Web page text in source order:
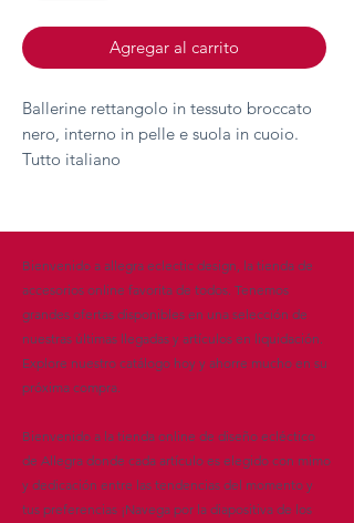
Agregar al carrito
Ballerine rettangolo in tessuto broccato
nero, interno in pelle e suola in cuoio.
Tutto italiano
Bienvenido a allegra eclectic design, la tienda de
accesorios online favorita de todos. Tenemos
grandes ofertas disponibles en una selección de
nuestras últimas llegadas y artículos en liquidación.
Explore nuestro catálogo hoy y ahorre mucho en su
próxima compra.
Bienvenido a la tienda online de diseño ecléctico
de Allegra donde cada artículo es elegido con mimo
y dedicación entre las tendencias del momento y
tus preferencias ¡Navega por la diapositiva de los